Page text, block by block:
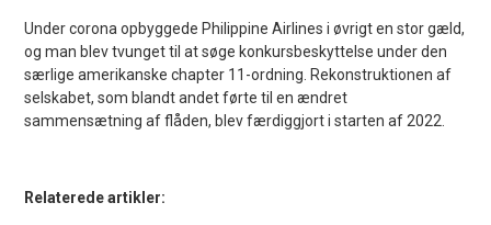
Under corona opbyggede Philippine Airlines i øvrigt en stor gæld,
og man blev tvunget til at søge konkursbeskyttelse under den
særlige amerikanske chapter 11-ordning. Rekonstruktionen af
selskabet, som blandt andet førte til en ændret
sammensætning af flåden, blev færdiggjort i starten af 2022.
Relaterede artikler: